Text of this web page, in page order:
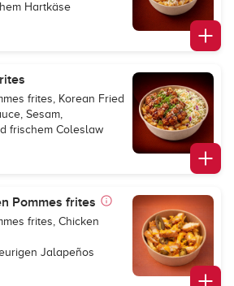
Hartkäse
frites, Korean Fried
Sesam,
frischem Coleslaw
Pommes frites
frites, Chicken
Jalapeños